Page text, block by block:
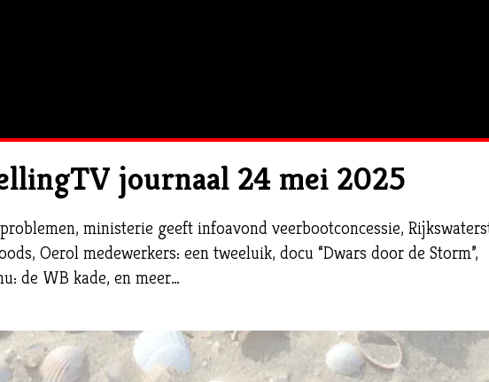
journaal 24 mei 2025
ministerie geeft infoavond veerbootconcessie,
Oerol medewerkers: een tweeluik, docu “Dwars door de Storm”,
de WB kade, en meer…